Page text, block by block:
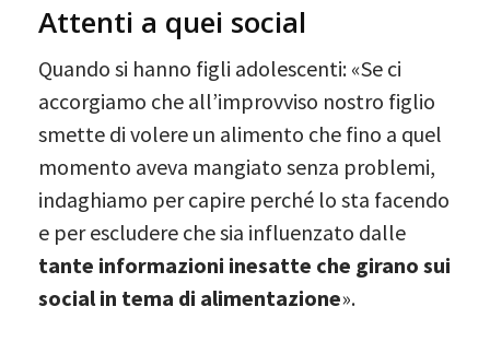
Attenti a quei social
Quando si hanno figli adolescenti: «Se ci
accorgiamo che all’improvviso nostro figlio
smette di volere un alimento che fino a quel
momento aveva mangiato senza problemi,
indaghiamo per capire perché lo sta facendo
e per escludere che sia influenzato dalle
tante informazioni inesatte che girano sui
social in tema di alimentazione».